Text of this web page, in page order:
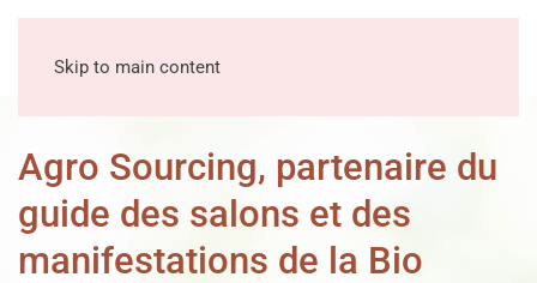
Skip to main content
Agro Sourcing, partenaire du
guide des salons et des
manifestations de la Bio